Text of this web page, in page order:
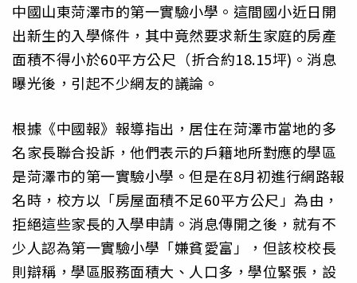
中國山東菏澤市的第一實驗小學。這間國小近日開
出新生的入學條件，其中竟然要求新生家庭的房產
面積不得小於60平方公尺（折合約18.15坪)。消息
曝光後，引起不少網友的議論。
根據《中國報》報導指出，居住在菏澤市當地的多
名家長聯合投訴，他們表示的戶籍地所對應的學區
是菏澤市的第一實驗小學。但是在8月初進行網路報
名時，校方以「房屋面積不足60平方公尺」為由，
拒絕這些家長的入學申請。消息傳開之後，就有不
少人認為第一實驗小學「嫌貧愛富」，但該校校長
則辯稱，學區服務面積大、人口多，學位緊張，設